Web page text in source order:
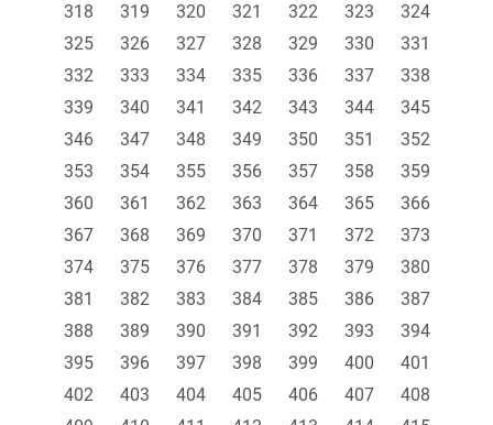
318
319 320 321 322 323
324
325
326 327 328 329 330
331
332
333 334 335 336 337
338
339
340 341 342 343 344
345
346
347 348 349 350 351
352
353
354 355 356 357 358
359
360
361 362 363 364 365
366
367
368 369 370 371 372
373
374
375 376 377 378 379
380
381
382 383 384 385 386
387
388
389 390 391 392 393
394
395
396 397 398 399 400
401
402
403 404 405 406 407
408